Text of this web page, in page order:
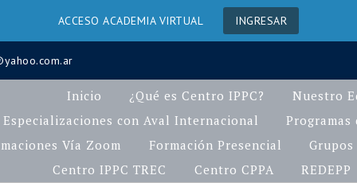
ACCESO ACADEMIA VIRTUAL INGRESAR
Inicio ¿Qué es Centro IPPC?
Nuestro
Especializaciones con Aval Internacional
Vía Zoom
Formación Presencial
Centro IPPC TREC
Centro CPPA REDEPP